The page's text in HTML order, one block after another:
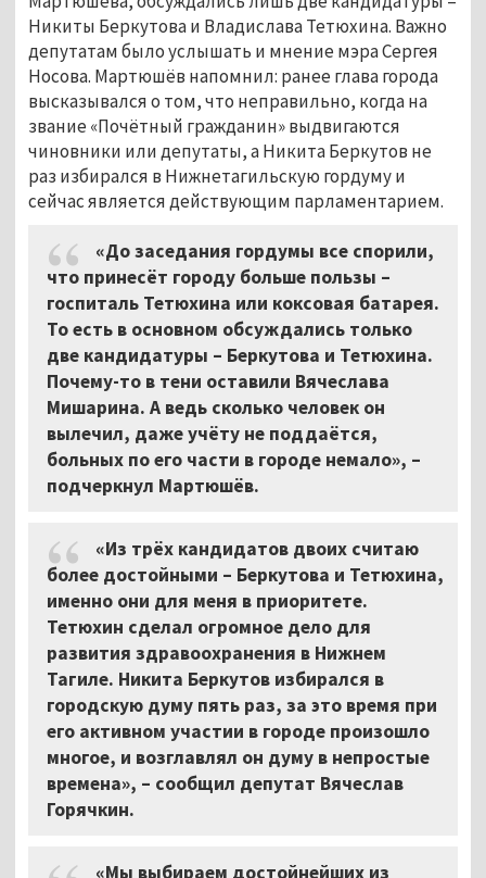
Никиты Беркутова и Владислава Тетюхина. Важно
депутатам было услышать и мнение мэра Сергея
Носова. Мартюшёв напомнил: ранее глава города
высказывался о том, что неправильно, когда на
звание «Почётный гражданин» выдвигаются
чиновники или депутаты, а Никита Беркутов не
раз избирался в Нижнетагильскую гордуму и
сейчас является действующим парламентарием.
«До заседания гордумы все спорили,
что принесёт городу больше пользы –
госпиталь Тетюхина или коксовая батарея.
То есть в основном обсуждались только
две кандидатуры – Беркутова и Тетюхина.
Почему-то в тени оставили Вячеслава
Мишарина. А ведь сколько человек он
вылечил, даже учёту не поддаётся,
больных по его части в городе немало», –
подчеркнул Мартюшёв.
«Из трёх кандидатов двоих считаю
более достойными – Беркутова и Тетюхина,
именно они для меня в приоритете.
Тетюхин сделал огромное дело для
развития здравоохранения в Нижнем
Тагиле. Никита Беркутов избирался в
городскую думу пять раз, за это время при
его активном участии в городе произошло
многое, и возглавлял он думу в непростые
времена», – сообщил депутат Вячеслав
Горячкин.
«Мы выбираем достойнейших из